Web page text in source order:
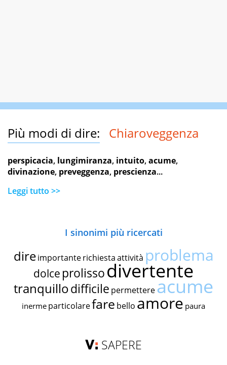
Più modi di dire: Chiaroveggenza
perspicacia, lungimiranza, intuito,acume,
divinazione, preveggenza, prescienza...
Leggi tutto >>
I sinonimi più ricercati
dire importante richiestaattività problema
dolce prolissodivertente
tranquillodifficile permettereacume
inerme particolarefare bello amore paura
SAPERE